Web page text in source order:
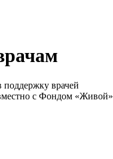
поддержку врачей
с Фондом «Живой»